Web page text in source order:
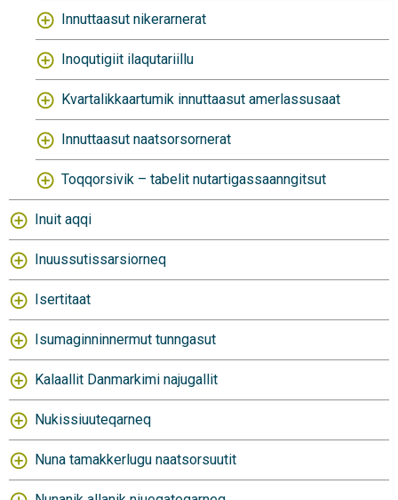
Innuttaasut nikerarnerat
Inoqutigiit ilaqutariillu
Kvartalikkaartumik innuttaasut amerlassusaat
Innuttaasut naatsorsornerat
Toqqorsivik – tabelit nutartigassaanngitsut
Inuit aqqi
Inuussutissarsiorneq
Isertitaat
Isumaginninnermut tunngasut
Kalaallit Danmarkimi najugallit
Nukissiuuteqarneq
Nuna tamakkerlugu naatsorsuutit